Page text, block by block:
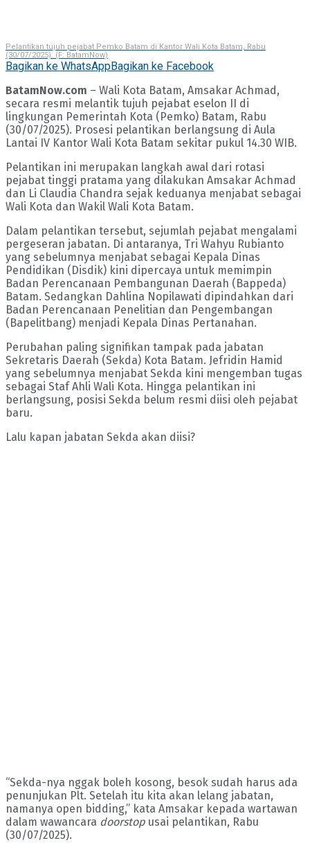
Pelantikan tujuh pejabat Pemko Batam di Kantor Wali Kota Batam, Rabu
(30/07/2025). (F: BatamNow)
Bagikan ke WhatsAppBagikan ke Facebook
BatamNow.com – Wali Kota Batam, Amsakar Achmad,
secara resmi melantik tujuh pejabat eselon II di
lingkungan Pemerintah Kota (Pemko) Batam, Rabu
(30/07/2025). Prosesi pelantikan berlangsung di Aula
Lantai IV Kantor Wali Kota Batam sekitar pukul 14.30 WIB.
Pelantikan ini merupakan langkah awal dari rotasi
pejabat tinggi pratama yang dilakukan Amsakar Achmad
dan Li Claudia Chandra sejak keduanya menjabat sebagai
Wali Kota dan Wakil Wali Kota Batam.
Dalam pelantikan tersebut, sejumlah pejabat mengalami
pergeseran jabatan. Di antaranya, Tri Wahyu Rubianto
yang sebelumnya menjabat sebagai Kepala Dinas
Pendidikan (Disdik) kini dipercaya untuk memimpin
Badan Perencanaan Pembangunan Daerah (Bappeda)
Batam. Sedangkan Dahlina Nopilawati dipindahkan dari
Badan Perencanaan Penelitian dan Pengembangan
(Bapelitbang) menjadi Kepala Dinas Pertanahan.
Perubahan paling signifikan tampak pada jabatan
Sekretaris Daerah (Sekda) Kota Batam. Jefridin Hamid
yang sebelumnya menjabat Sekda kini mengemban tugas
sebagai Staf Ahli Wali Kota. Hingga pelantikan ini
berlangsung, posisi Sekda belum resmi diisi oleh pejabat
baru.
Lalu kapan jabatan Sekda akan diisi?
“Sekda-nya nggak boleh kosong, besok sudah harus ada
penunjukan Plt. Setelah itu kita akan lelang jabatan,
namanya open bidding,” kata Amsakar kepada wartawan
dalam wawancara doorstop usai pelantikan, Rabu
(30/07/2025).